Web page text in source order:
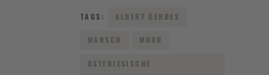
TAGS: ALBERT GERDES
MARSCH MOOR
OSTFRIESISCHE